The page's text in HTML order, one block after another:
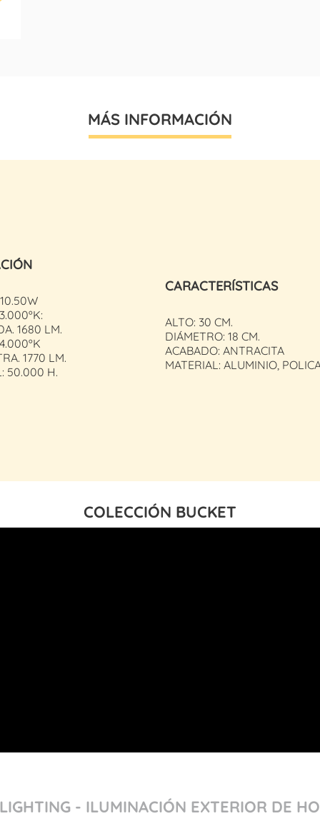
MÁS INFORMACIÓN
1680 LM.
1770 LM.
50.000 H.
CARACTERÍSTICAS
ALTO: 30 CM.
DIÁMETRO: 18 CM.
ACABADO: ANTRACITA
MATERIAL: ALUMINIO,
COLECCIÓN BUCKET
- ILUMINACIÓN EXTERIOR DE